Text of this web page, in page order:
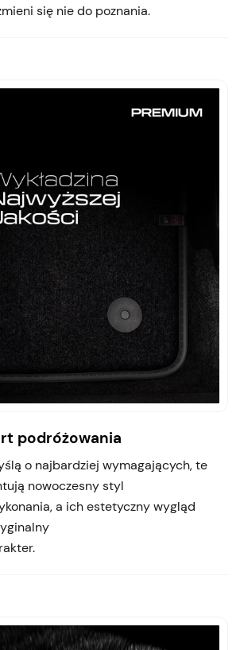
się nie do poznania.
podróżowania
o najbardziej wymagających, te
nowoczesny styl
a ich estetyczny wygląd